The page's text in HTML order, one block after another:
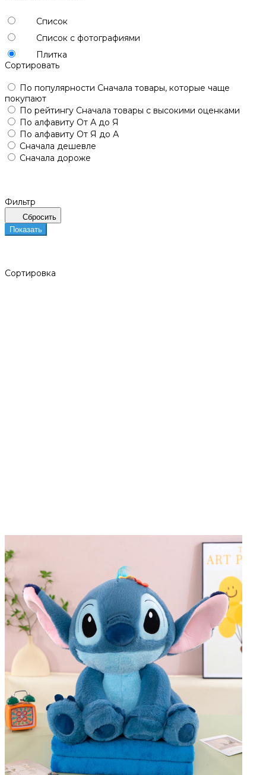
Список
Список с фотографиями
Плитка
Сортировать
По популярности Сначала товары, которые чаще
покупают
По рейтингу Сначала товары с высокими оценками
По алфавиту От А до Я
По алфавиту От Я до А
Сначала дешевле
Сначала дороже
Фильтр
Сбросить
Показать
Сортировка